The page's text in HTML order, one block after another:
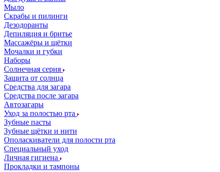
Мыло
Скрабы и пилинги
Дезодоранты
Депиляция и бритье
Массажёры и щётки
Мочалки и губки
Наборы
Солнечная серия
Защита от солнца
Средства для загара
Средства после загара
Автозагары
Уход за полостью рта
Зубные пасты
Зубные щётки и нити
Ополаскиватели для полости рта
Специальный уход
Личная гигиена
Прокладки и тампоны